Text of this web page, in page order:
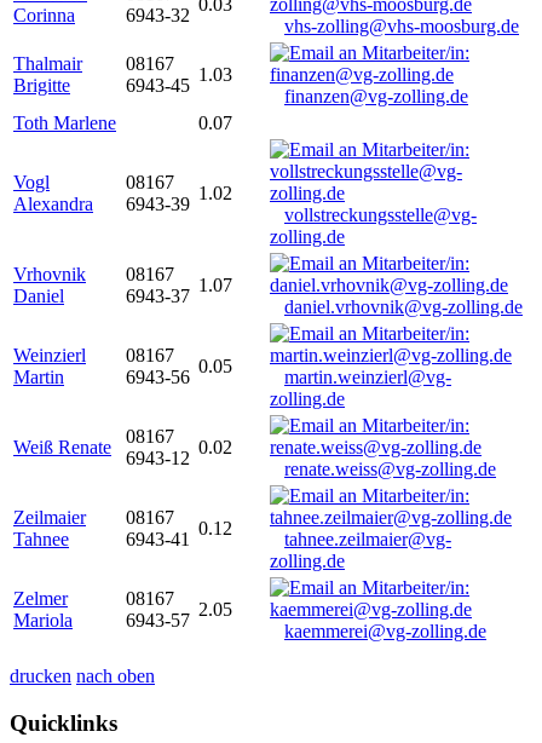
Corinna
6943-32
0.03
vhs-zolling@vhs-moosburg.de
Thalmair
Brigitte
08167
6943-45
1.03
finanzen@vg-zolling.de
Toth Marlene
0.07
Vogl
Alexandra
08167
6943-39
1.02
vollstreckungsstelle@vg-
zolling.de
Vrhovnik
Daniel
08167
6943-37
1.07
daniel.vrhovnik@vg-zolling.de
Weinzierl
Martin
08167
6943-56
0.05
martin.weinzierl@vg-
zolling.de
Weiß Renate
08167
6943-12
0.02
renate.weiss@vg-zolling.de
Zeilmaier
Tahnee
08167
6943-41
0.12
tahnee.zeilmaier@vg-
zolling.de
Zelmer
Mariola
08167
6943-57
2.05
kaemmerei@vg-zolling.de
drucken nach oben
Quicklinks